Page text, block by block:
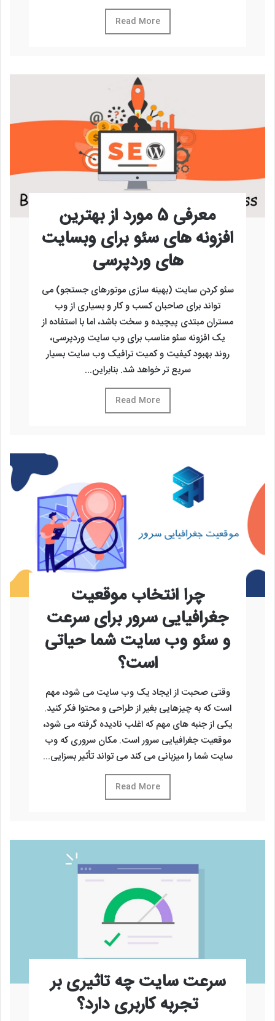
Read More
معرفی 5 مورد از بهترین
افزونه های سئو برای وبسایت
های وردپرسی
سئو کردن سایت (بهینه سازی موتورهای جستجو) می
تواند برای صاحبان کسب و کار و بسیاری از وب
مستران مبتدی پیچیده و سخت باشد، اما با استفاده از
یک افزونه سئو مناسب برای وب سایت وردپرسی،
روند بهبود کیفیت و کمیت ترافیک وب سایت بسیار
سریع تر خواهد شد. بنابراین...
Read More
چرا انتخاب موقعیت
جغرافیایی سرور برای سرعت
و سئو وب سایت شما حیاتی
است؟
وقتی صحبت از ایجاد یک وب سایت می شود، مهم
است که به چیزهایی بغیر از طراحی و محتوا فکر کنید.
یکی از جنبه های مهم که اغلب نادیده گرفته می شود،
موقعیت جغرافیایی سرور است. مکان سروری که وب
سایت شما را میزبانی می کند می تواند تأثیر بسزایی...
Read More
سرعت سایت چه تاثیری بر
تجربه کاربری دارد؟